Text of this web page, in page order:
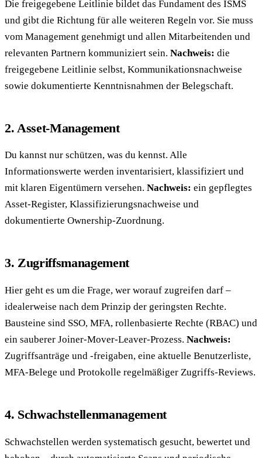
Die freigegebene Leitlinie bildet das Fundament des ISMS
und gibt die Richtung für alle weiteren Regeln vor. Sie muss
vom Management genehmigt und allen Mitarbeitenden und
relevanten Partnern kommuniziert sein. Nachweis: die
freigegebene Leitlinie selbst, Kommunikationsnachweise
sowie dokumentierte Kenntnisnahmen der Belegschaft.
2. Asset-Management
Du kannst nur schützen, was du kennst. Alle
Informationswerte werden inventarisiert, klassifiziert und
mit klaren Eigentümern versehen. Nachweis: ein gepflegtes
Asset-Register, Klassifizierungsnachweise und
dokumentierte Ownership-Zuordnung.
3. Zugriffsmanagement
Hier geht es um die Frage, wer worauf zugreifen darf –
idealerweise nach dem Prinzip der geringsten Rechte.
Bausteine sind SSO, MFA, rollenbasierte Rechte (RBAC) und
ein sauberer Joiner-Mover-Leaver-Prozess. Nachweis:
Zugriffsanträge und -freigaben, eine aktuelle Benutzerliste,
MFA-Belege und Protokolle regelmäßiger Zugriffs-Reviews.
4. Schwachstellenmanagement
Schwachstellen werden systematisch gesucht, bewertet und